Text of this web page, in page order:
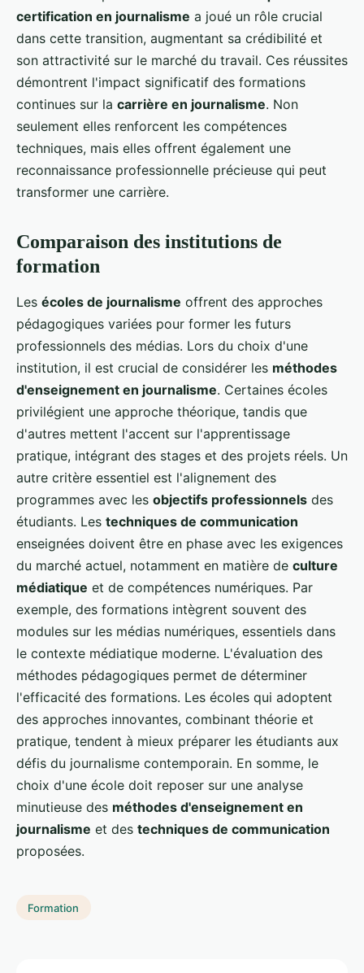
certification en journalisme a joué un rôle crucial
dans cette transition, augmentant sa crédibilité et
son attractivité sur le marché du travail. Ces réussites
démontrent l'impact significatif des formations
continues sur la carrière en journalisme. Non
seulement elles renforcent les compétences
techniques, mais elles offrent également une
reconnaissance professionnelle précieuse qui peut
transformer une carrière.
Comparaison des institutions de
formation
Les écoles de journalisme offrent des approches
pédagogiques variées pour former les futurs
professionnels des médias. Lors du choix d'une
institution, il est crucial de considérer les méthodes
d'enseignement en journalisme. Certaines écoles
privilégient une approche théorique, tandis que
d'autres mettent l'accent sur l'apprentissage
pratique, intégrant des stages et des projets réels. Un
autre critère essentiel est l'alignement des
programmes avec les objectifs professionnels des
étudiants. Les techniques de communication
enseignées doivent être en phase avec les exigences
du marché actuel, notamment en matière de culture
médiatique et de compétences numériques. Par
exemple, des formations intègrent souvent des
modules sur les médias numériques, essentiels dans
le contexte médiatique moderne. L'évaluation des
méthodes pédagogiques permet de déterminer
l'efficacité des formations. Les écoles qui adoptent
des approches innovantes, combinant théorie et
pratique, tendent à mieux préparer les étudiants aux
défis du journalisme contemporain. En somme, le
choix d'une école doit reposer sur une analyse
minutieuse des méthodes d'enseignement en
journalisme et des techniques de communication
proposées.
Formation